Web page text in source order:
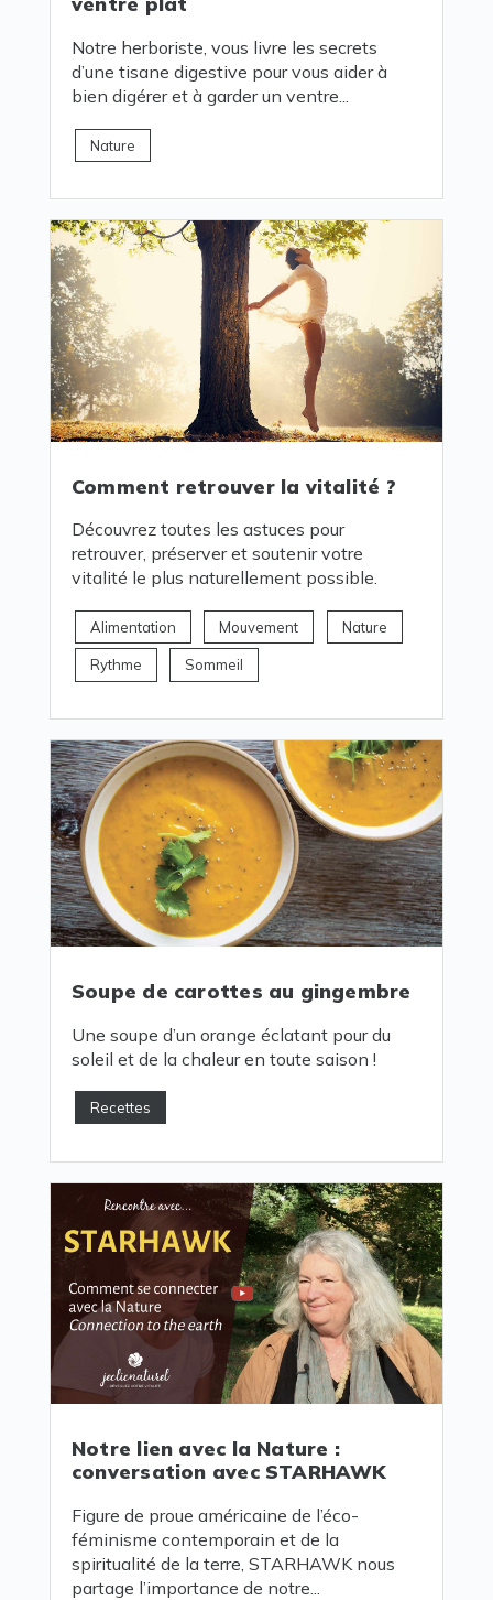
Notre herboriste, vous livre les secrets
d’une tisane digestive pour vous aider à
bien digérer et à garder un ventre...
Nature
Comment retrouver la vitalité ?
Découvrez toutes les astuces pour
retrouver, préserver et soutenir votre
vitalité le plus naturellement possible.
Alimentation Mouvement Nature
Rythme Sommeil
Soupe de carottes au gingembre
Une soupe d’un orange éclatant pour du
soleil et de la chaleur en toute saison !
Recettes
Notre lien avec la Nature :
conversation avec STARHAWK
Figure de proue américaine de l’éco-
féminisme contemporain et de la
spiritualité de la terre, STARHAWK nous
partage l’importance de notre...